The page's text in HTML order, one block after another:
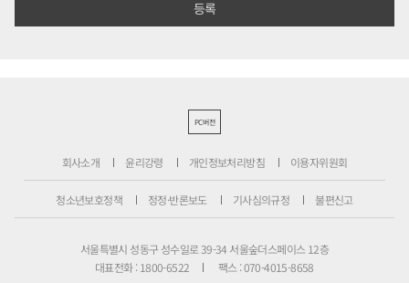
PC버전
회사소개 윤리강령 개인정보처리방침 이용자위원회
청소년보호정책 정정·반론보도 기사심의규정 불편신고
서울특별시 성동구 성수일로 39-34 서울숲더스페이스 12층
대표전화 : 1800-6522
팩스 : 070-4015-8658